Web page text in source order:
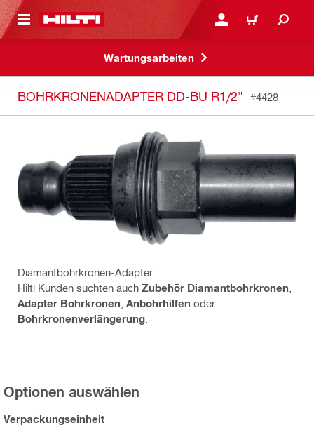
ANMELDEN ODER
WARENKORB
Wartungsarbeiten
BOHRKRONENADAPTER DD-BU R1/2" #4428
Diamantbohrkronen-Adapter
Hilti Kunden suchten auch Zubehör Diamantbohrkronen
Adapter Bohrkronen Anbohrhilfen oder
Bohrkronenverlängerung
Optionen auswählen
Verpackungseinheit